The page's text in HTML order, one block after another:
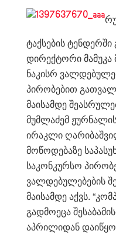
ტაქსების
დირექტორი მამუკა
ნაკისრ
პირობებით
მაისამდე
მუმლაძემ
ირაკლი
მოწოდებაზე
საკონკურსო
ვალდებულებების
მაისამდე აქვს.
გადმოეცა
აპრილიდან